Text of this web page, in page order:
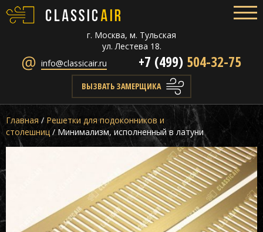
г. Москва, м. Тульская
ул. Лестева 18.
info@classicair.ru
+7 (499) 504-32-75
ВЫЗВАТЬ ЗАМЕРЩИКА
Главная / Решетки для подоконников и
столешниц / Минимализм, исполненный в латуни